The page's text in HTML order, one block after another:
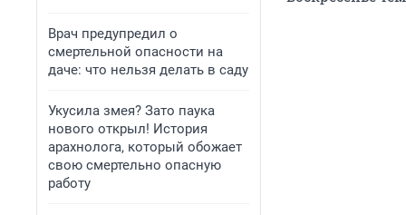
Врач предупредил о
смертельной опасности на
даче: что нельзя делать в саду
Укусила змея? Зато паука
нового открыл! История
арахнолога, который обожает
свою смертельно опасную
работу